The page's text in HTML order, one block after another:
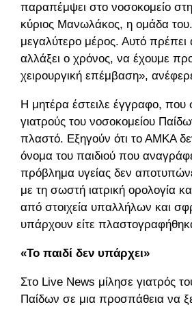
παραπέμψει στο νοσοκομείο
κύριος Μανωλάκος, η ομάδα
μεγαλύτερο μέρος. Αυτό
αλλάξει ο χρόνος, να έχουμε
χειρουργική επέμβαση»,
Η μητέρα έστειλε έγγραφο,
γιατρούς του νοσοκομείου
πλαστό. Εξηγούν ότι το ΑΜΚΑ
όνομα του παιδιού που
πρόβλημα υγείας δεν
με τη σωστή ιατρική ορολογία
από στοιχεία υπαλλήλων και
υπάρχουν είτε
«Το παιδί δεν υπάρχει»
Στο Live News μίλησε γιατρός
Παίδων σε μια προσπάθεια να